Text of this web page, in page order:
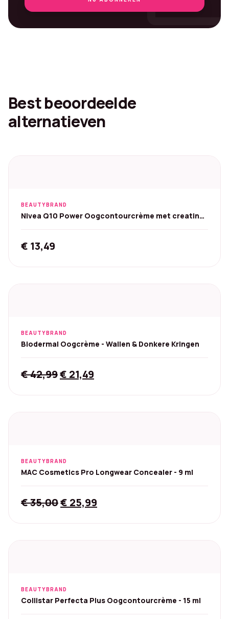
Best beoordeelde
alternatieven
BEAUTYBRAND
Nivea Q10 Power Oogcontourcrème met creatine
€ 13,49
BEAUTYBRAND
Biodermal Oogcrème - Wallen & Donkere Kringen
€42,99Original
€ 42,99.
€ 21,49
€ 21,49.
BEAUTYBRAND
MAC Cosmetics Pro Longwear Concealer - 9 ml
€35,00Original
€ 35,00.
€ 25,99
€ 25,99.
BEAUTYBRAND
Collistar Perfecta Plus Oogcontourcrème - 15 ml